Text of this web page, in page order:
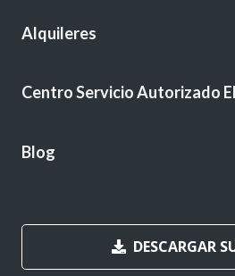
Alquileres
Centro Servicio Autorizado
Blog
DESCARGAR